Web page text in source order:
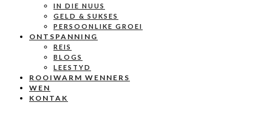
IN DIE NUUS
GELD & SUKSES
PERSOONLIKE GROEI
ONTSPANNING
REIS
BLOGS
LEESTYD
ROOIWARM WENNERS
WEN
KONTAK